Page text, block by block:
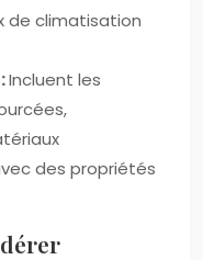
de climatisation
Incluent les
des propriétés